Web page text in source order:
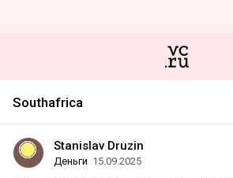
Southafrica
Stanislav Druzin
Деньги 15.09.2025